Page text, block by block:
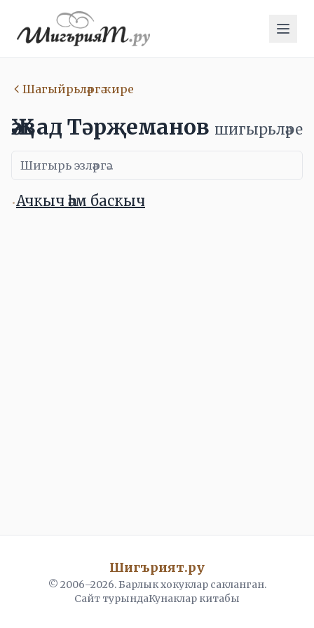
Шагыйрьләргә кире
Җәвад Тәрҗеманов шигырьләре
•Ачкыч һәм баскыч
Шигърият.ру
© 2006–2026. Барлык хокуклар сакланган.
Сайт турындаКунаклар китабы